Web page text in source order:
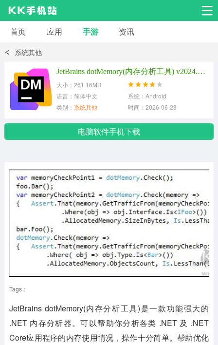
安卓应用
小说漫画
金融理财 新闻资讯 游戏辅助
安卓其它
首页 应用 手游 资讯
系统其他
JetBrains dotMemory(内存分析工具) v2024.3.5免费版
大小：261.16MB
语言：简体中文
系统：Android
类别： 系统其他 时间：2026-06-23
电脑软件手机下载
Tags：
JetBrains dotMemory(内存分析工具)是一款功能强大的
.NET 内存分析器。可以帮助你分析各类 .NET 及 .NET
Core应用程序的内存使用情况，操作十分简单。帮助优化